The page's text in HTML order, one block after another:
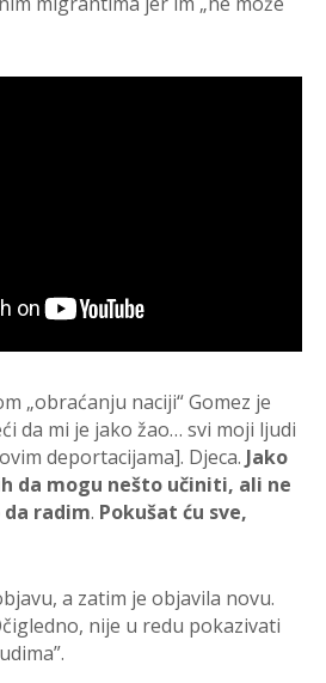
„obraćanju naciji“ Gomez je
da mi je jako žao… svi moji ljudi
deportacijama]. Djeca. Jako
da mogu nešto učiniti, ali ne
radim. Pokušat ću sve,
a zatim je objavila novu.
nije u redu pokazivati